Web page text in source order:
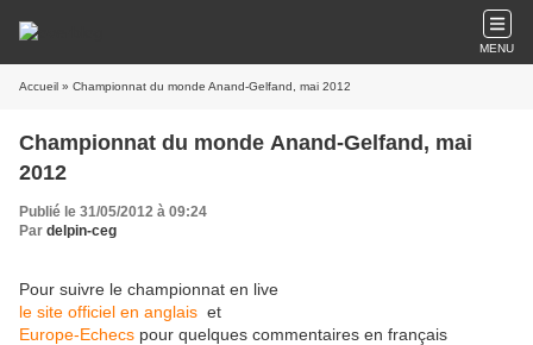
MENU
Accueil » Championnat du monde Anand-Gelfand, mai 2012
Championnat du monde Anand-Gelfand, mai
2012
Publié le 31/05/2012 à 09:24
Par delpin-ceg
Pour suivre le championnat en live
le site officiel en anglais et
Europe-Echecs pour quelques commentaires en français